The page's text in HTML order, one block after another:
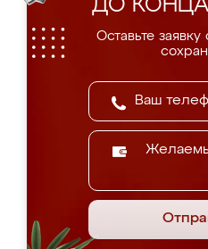
ДО КОНЦА
Оставьте заявку